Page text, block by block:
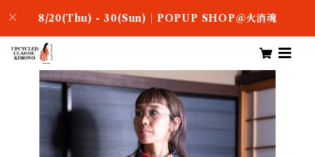
8/20(Thu) - 30(Sun)｜POPUP SHOP＠火消魂